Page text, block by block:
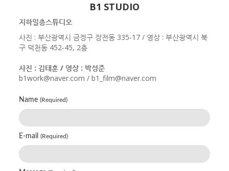
B1 STUDIO
지하일층스튜디오
사진 : 부산광역시 금정구 장전동 335-17 / 영상 : 부산광역시 북
구 덕천동 452-45, 2층
사진 : 김태훈 / 영상 : 박성준
b1work@naver.com / b1_film@naver.com
Name(Required)
E-mail(Required)